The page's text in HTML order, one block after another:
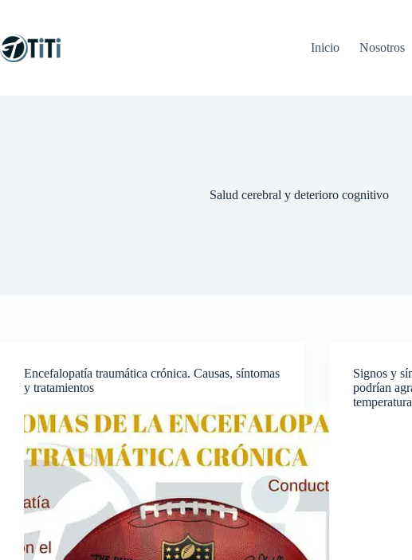
contenido
Inicio
Nosotros
Salud cerebral y deterioro cognitivo
Encefalopatía traumática crónica. Causas, síntomas
y tratamientos
Signos y
podrían